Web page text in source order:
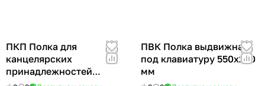
ПКП Полка для
канцелярских
принадлежностей
300х100 мм
ПВК Полка выдвижная
под клавиатуру 550х250
мм